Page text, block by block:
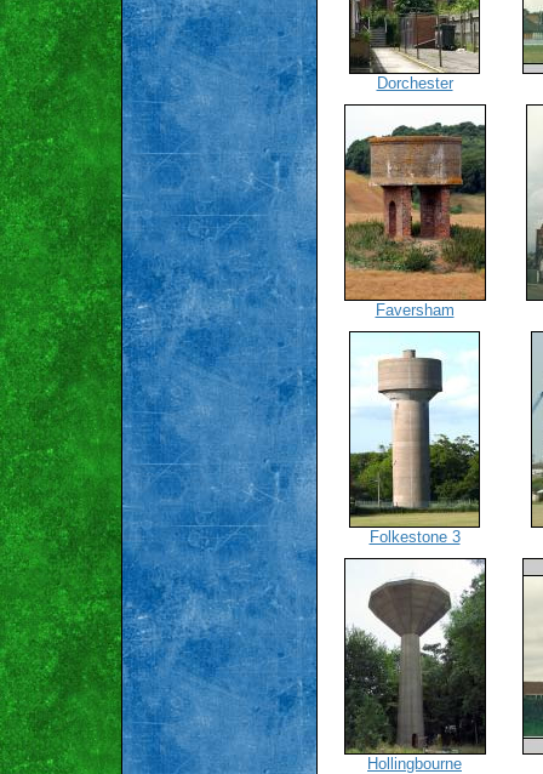
Dorchester
Faversham
Folkestone 3
Hollingbourne